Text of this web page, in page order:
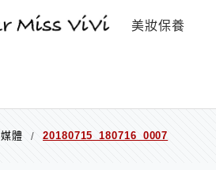
美妝保養
媒體 / 20180715_180716_0007